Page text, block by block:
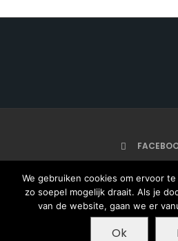
HOME ARTIKELEN
We gebruiken cookies om ervoor
zo soepel mogelijk draait. Als je
van de website, gaan we er
Ok